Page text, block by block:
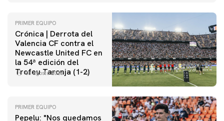
PRIMER EQUIPO
Crónica | Derrota del
Valencia CF contra el
Newcastle United FC en
la 54ª edición del
Trofeu Taronja (1-2)
08 agosto 2026
PRIMER EQUIPO
Pepelu: "Nos quedamos